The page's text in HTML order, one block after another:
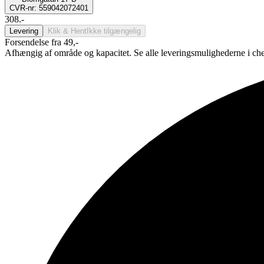
CVR-nr: 559042072401
308.-
Levering Klik & Hent Ikke tilgængelig
Forsendelse fra 49,-
Afhængig af område og kapacitet. Se alle leveringsmulighederne i